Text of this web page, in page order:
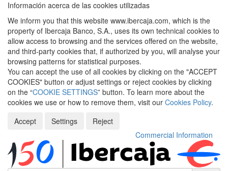
Información acerca de las cookies utilizadas
We inform you that this website www.ibercaja.com, which is the
property of Ibercaja Banco, S.A., uses its own technical cookies to
allow access to browsing and the services offered on the website,
and third-party cookies that, if authorized by you, will analyse your
browsing patterns for statistical purposes.
You can accept the use of all cookies by clicking on the "ACCEPT
COOKIES" button or adjust settings or reject cookies by clicking
on the “COOKIE SETTINGS” button. To learn more about the
cookies we use or how to remove them, visit our Cookies Policy.
Accept
Settings
Reject
Commercial Information